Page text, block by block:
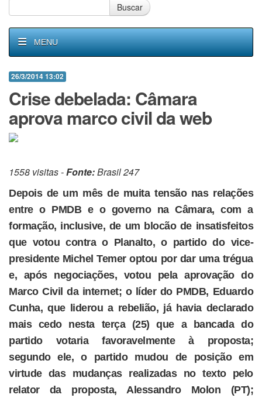
Buscar
MENU
26/3/2014 13:02
Crise debelada: Câmara
aprova marco civil da web
1558 visitas -Fonte:Brasil 247
Depois de um mês de muita tensão nas relações
entre o PMDB e o governo na Câmara, com a
formação, inclusive, de um blocão de insatisfeitos
que votou contra o Planalto, o partido do vice-
presidente Michel Temer optou por dar uma trégua
e, após negociações, votou pela aprovação do
Marco Civil da internet; o líder do PMDB, Eduardo
Cunha, que liderou a rebelião, já havia declarado
mais cedo nesta terça (25) que a bancada do
partido votaria favoravelmente à proposta;
segundo ele, o partido mudou de posição em
virtude das mudanças realizadas no texto pelo
relator da proposta, Alessandro Molon (PT);